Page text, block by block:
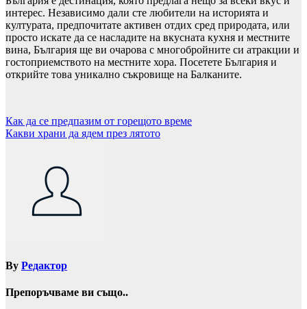
интерес. Независимо дали сте любители на историята и
културата, предпочитате активен отдих сред природата, или
просто искате да се насладите на вкусната кухня и местните
вина, България ще ви очарова с многобройните си атракции и
гостоприемството на местните хора. Посетете България и
открийте това уникално съкровище на Балканите.
Навигация
Как да се предпазим от горещото време
Какви храни да ядем през лятото
By Редактор
Препоръчваме ви също..